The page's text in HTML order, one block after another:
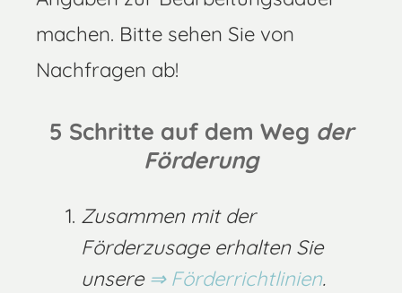
machen. Bitte sehen Sie von
Nachfragen ab!
5 Schritte auf dem Weg der
Förderung
Zusammen mit der
Förderzusage erhalten Sie
unsere
Förderrichtlinien.